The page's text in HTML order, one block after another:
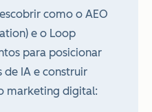
como o AEO
e o Loop
para posicionar
de IA e construir
marketing digital: